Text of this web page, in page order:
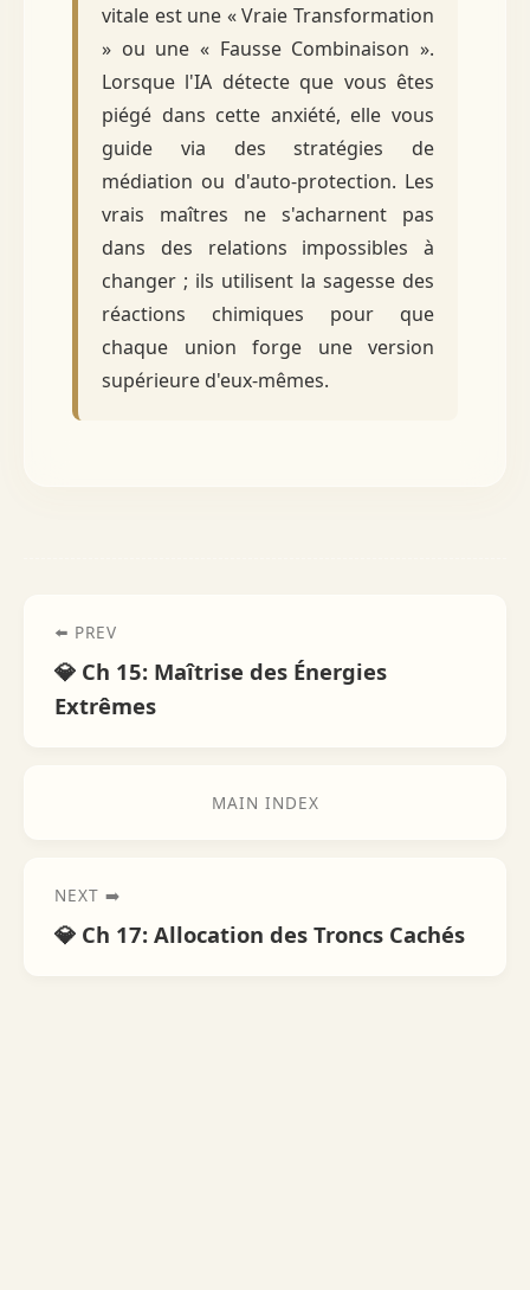
vitale est une « Vraie Transformation
» ou une « Fausse Combinaison ».
Lorsque l'IA détecte que vous êtes
piégé dans cette anxiété, elle vous
guide via des stratégies de
médiation ou d'auto-protection. Les
vrais maîtres ne s'acharnent pas
dans des relations impossibles à
changer ; ils utilisent la sagesse des
réactions chimiques pour que
chaque union forge une version
supérieure d'eux-mêmes.
⬅️ PREV
💎 Ch 15: Maîtrise des Énergies
Extrêmes
MAIN INDEX
NEXT ➡️
💎 Ch 17: Allocation des Troncs Cachés